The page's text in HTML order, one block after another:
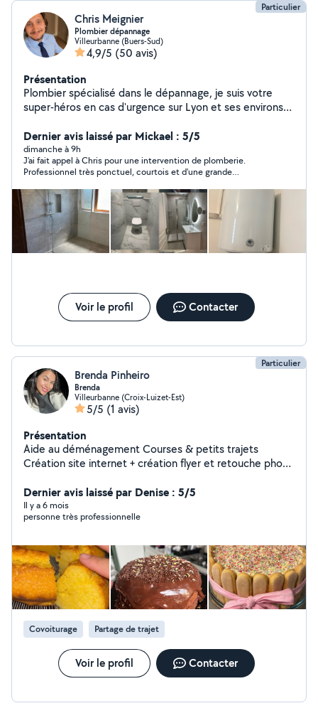
Particulier
Chris Meignier
Plombier dépannage
Villeurbanne (Buers-Sud)
4,9/5 (50 avis)
Présentation
Plombier spécialisé dans le dépannage, je suis votre
super-héros en cas d'urgence sur Lyon et ses environs
réparer les fuites plus vite que leur ombre. Déboucher
WC, lavabos et éviers sans jamais perdre mon sang-
froid. Transformer votre vieille robinetterie en œuvre
d'art fonctionnelle. Sauver votre chauffe-eau en
détresse (ou lui offrir une retraite bien méritée).
Installer vos nouveaux WC avec style et précision. Et
bien d'autres missions sur vos demande ! ️ Des solutions
fiables, durables et à prix sympa pour tous vos tracas.
Pour une réponse plus rapide, merci de me contacter au
Dernier avis laissé par Mickael : 5/5
dimanche à 9h
J'ai fait appel à Chris pour une intervention de plomberie.
Professionnel très ponctuel, courtois et d'une grande
explications étaient très claires. Je recommande les yeux
fermés :)
Voir le profil Contacter
Particulier
Brenda Pinheiro
Brenda
Villeurbanne (Croix-Luizet-Est)
5/5 (1 avis)
Présentation
Aide au déménagement Courses & petits trajets
Création site internet + création flyer et retouche photo
ma langue maternelle est Portugais brésilien mais je vis
en France depuis des années (: N'hésites pas et appelle
moi
Dernier avis laissé par Denise : 5/5
Il y a 6 mois
personne très professionnelle
Covoiturage Partage de trajet
Voir le profil Contacter